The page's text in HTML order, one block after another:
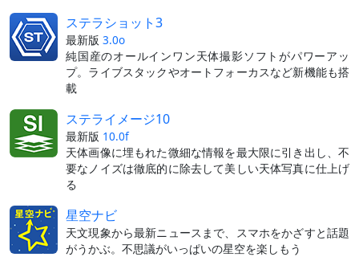
ステラショット3
最新版 3.0o
純国産のオールインワン天体撮影ソフトがパワーアッ
プ。ライブスタックやオートフォーカスなど新機能も搭
載
ステライメージ10
最新版 10.0f
天体画像に埋もれた微細な情報を最大限に引き出し、不
要なノイズは徹底的に除去して美しい天体写真に仕上げ
る
星空ナビ
天文現象から最新ニュースまで、スマホをかざすと話題
がうかぶ。不思議がいっぱいの星空を楽しもう